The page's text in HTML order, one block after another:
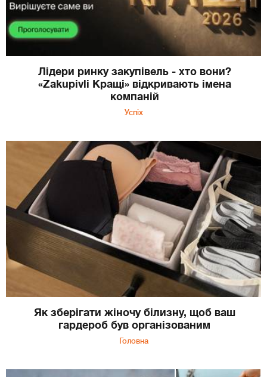
Лідери ринку закупівель - хто вони?
«Zakupivli Кращі» відкривають імена
компаній
Успіх
Як зберігати жіночу білизну, щоб ваш
гардероб був організованим
Головна